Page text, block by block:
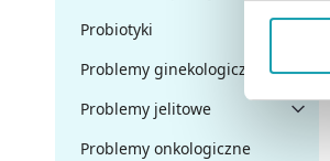
Ciebie
Probiotyki
Problemy ginekologiczne
Problemy jelitowe
Problemy onkologiczne